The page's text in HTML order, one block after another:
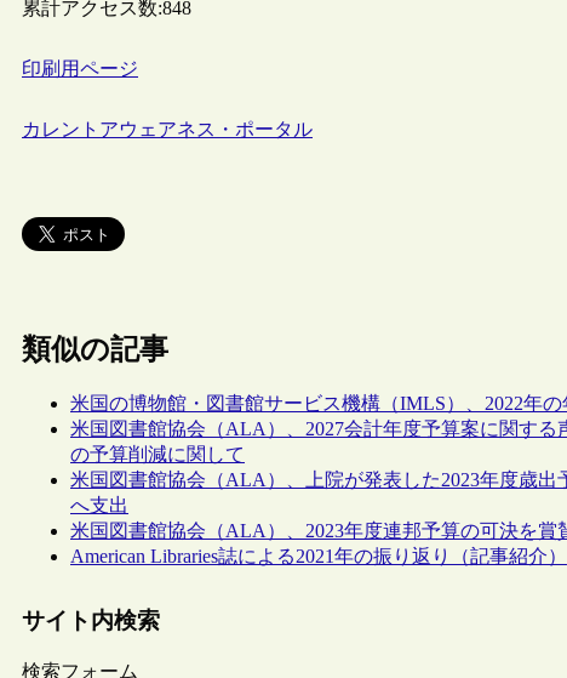
累計アクセス数:848
印刷用ページ
カレントアウェアネス・ポータル
類似の記事
米国の博物館・図書館サービス機構（IMLS）、2022年
米国図書館協会（ALA）、2027会計年度予算案に関す
の予算削減に関して
米国図書館協会（ALA）、上院が発表した2023年度歳
へ支出
米国図書館協会（ALA）、2023年度連邦予算の可決を賞
American Libraries誌による2021年の振り返り（記事紹介）
サイト内検索
検索フォーム